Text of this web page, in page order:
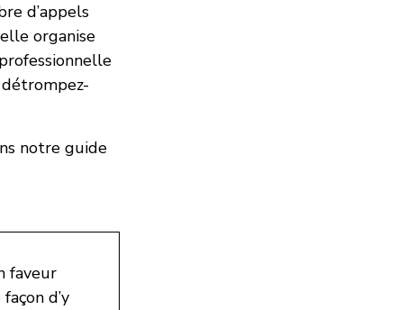
d’appels
organise
notre guide
faveur
d’y